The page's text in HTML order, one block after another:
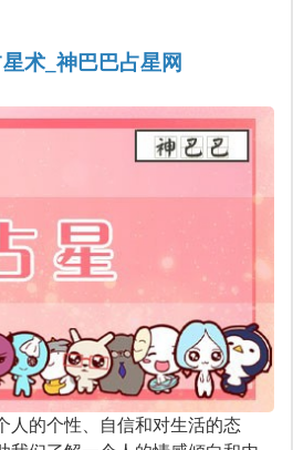
术_神巴巴占星网
人的个性、自信和对生活的态